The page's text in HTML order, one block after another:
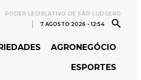
PODER LEGISLATIVO DE SÃO LUDGERO
7 AGOSTO 2026 - 12:54
AGRONEGÓCIO
ESPORTES